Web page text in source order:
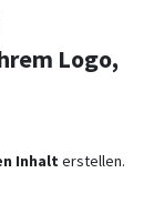
Logo,
Inhalt erstellen.